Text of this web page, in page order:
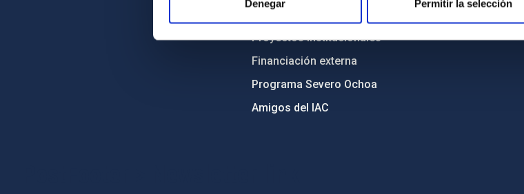
Denegar Permitir la selección
Medio Ambiente y Sostenibilidad
Proyectos institucionales
Financiación externa
Programa Severo Ochoa
Amigos del IAC